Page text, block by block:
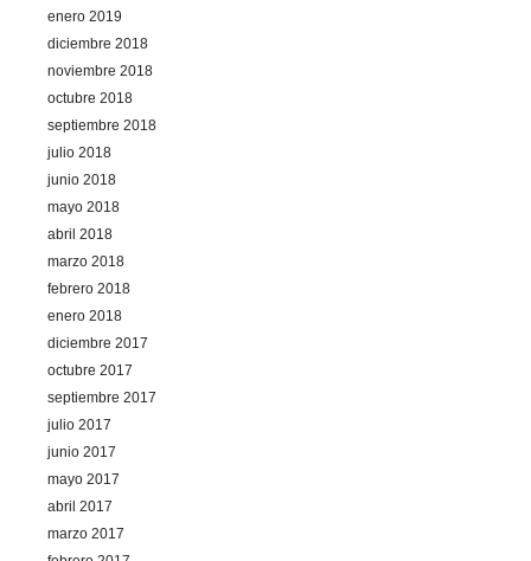
enero 2019
diciembre 2018
noviembre 2018
octubre 2018
septiembre 2018
julio 2018
junio 2018
mayo 2018
abril 2018
marzo 2018
febrero 2018
enero 2018
diciembre 2017
octubre 2017
septiembre 2017
julio 2017
junio 2017
mayo 2017
abril 2017
marzo 2017